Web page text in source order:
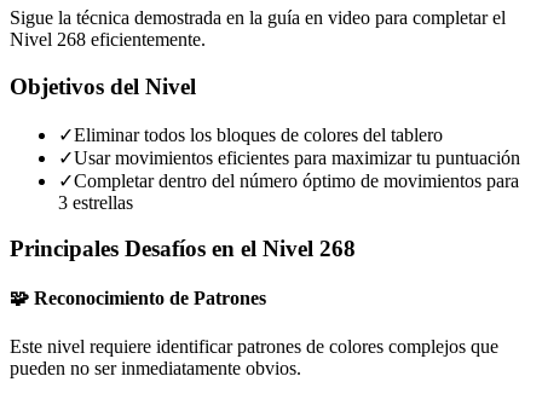
Sigue la técnica demostrada en la guía en video para completar el
Nivel 268 eficientemente.
Objetivos del Nivel
✓Eliminar todos los bloques de colores del tablero
✓Usar movimientos eficientes para maximizar tu puntuación
✓Completar dentro del número óptimo de movimientos para
3 estrellas
Principales Desafíos en el Nivel 268
🧩 Reconocimiento de Patrones
Este nivel requiere identificar patrones de colores complejos que
pueden no ser inmediatamente obvios.